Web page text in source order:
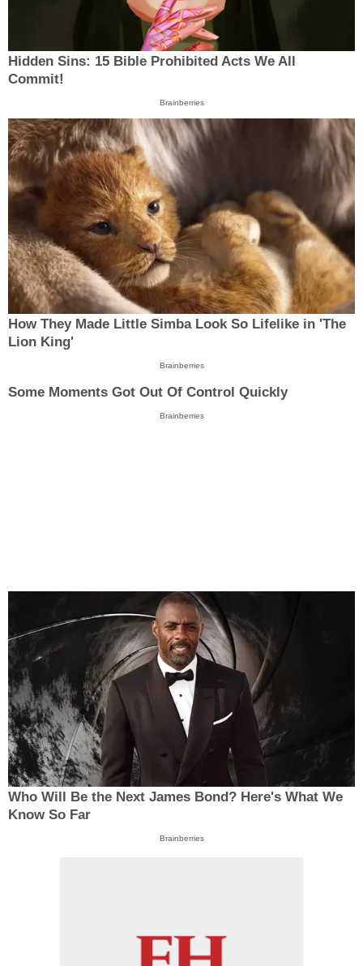
Hidden Sins: 15 Bible Prohibited Acts We All
Commit!
Brainberries
How They Made Little Simba Look So Lifelike in 'The
Lion King'
Brainberries
Some Moments Got Out Of Control Quickly
Brainberries
Who Will Be the Next James Bond? Here's What We
Know So Far
Brainberries